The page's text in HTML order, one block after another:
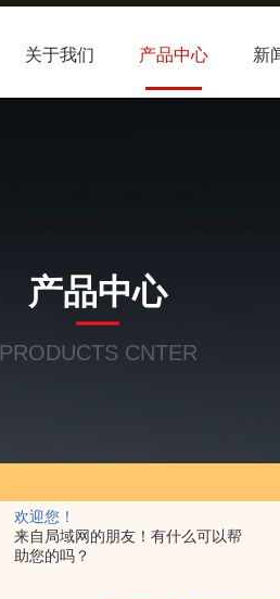
欢迎您！
来自局域网的朋友！有什么可以帮
助您的吗？
关于我们 产品中心 新
产品中心
PRODUCTS CNTER
当前位置：